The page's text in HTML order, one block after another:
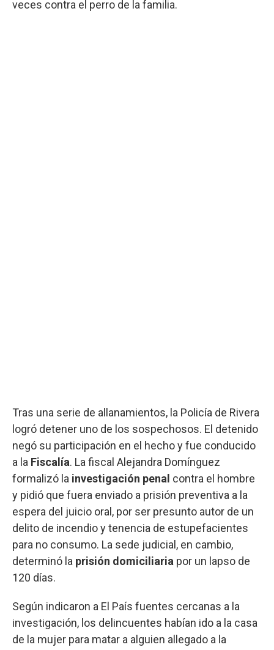
veces contra el perro de la familia.
Tras una serie de allanamientos, la Policía de Rivera
logró detener uno de los sospechosos. El detenido
negó su participación en el hecho y fue conducido
a la Fiscalía. La fiscal Alejandra Domínguez
formalizó la investigación penal contra el hombre
y pidió que fuera enviado a prisión preventiva a la
espera del juicio oral, por ser presunto autor de un
delito de incendio y tenencia de estupefacientes
para no consumo. La sede judicial, en cambio,
determinó la prisión domiciliaria por un lapso de
120 días.
Según indicaron a El País fuentes cercanas a la
investigación, los delincuentes habían ido a la casa
de la mujer para matar a alguien allegado a la